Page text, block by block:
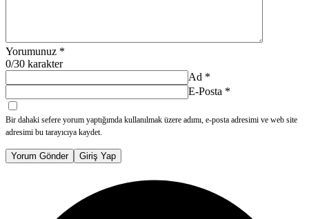
Yorumunuz *
0/30 karakter
Ad *
E-Posta *
Bir dahaki sefere yorum yaptığımda kullanılmak üzere adımı, e-posta adresimi ve web site
adresimi bu tarayıcıya kaydet.
Yorum Gönder Giriş Yap